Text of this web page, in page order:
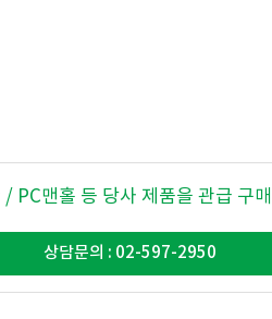
/ PC맨홀 등 당사 제품을 관급 구매
상담문의 : 02-597-2950